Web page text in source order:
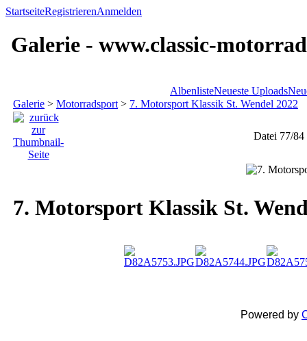
StartseiteRegistrierenAnmelden
Galerie - www.classic-
AlbenlisteNeueste Uploads
Galerie > Motorradsport > 7. Motorsport Klassik St. Wendel 2022
Datei 77/84
7. Motorsport Klassik St.
Powered by